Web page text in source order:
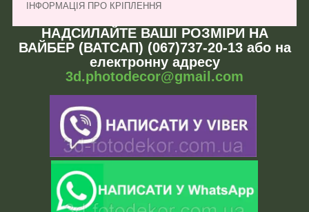
ІНФОРМАЦІЯ ПРО КРІПЛЕННЯ
НАДСИЛАЙТЕ ВАШІ РОЗМІРИ НА
ВАЙБЕР (ВАТСАП) (067)737-20-13 або на
електронну адресу
3d.photodecor@gmail.com